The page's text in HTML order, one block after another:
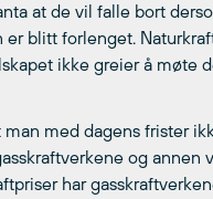
at de vil falle bort
blitt forlenget.
ikke greier å møte
med dagens frister
og annen
har